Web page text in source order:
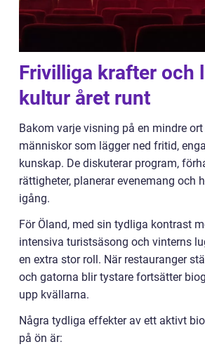
Frivilliga krafter och
kultur året runt
Bakom varje visning på en mindre
människor som lägger ned fritid,
kunskap. De diskuterar program,
rättigheter, planerar evenemang och
igång.
För Öland, med sin tydliga kontrast
intensiva turistsäsong och vinterns
en extra stor roll. När restauranger
och gatorna blir tystare fortsätter
upp kvällarna.
Några tydliga effekter av ett aktivt
på ön är: